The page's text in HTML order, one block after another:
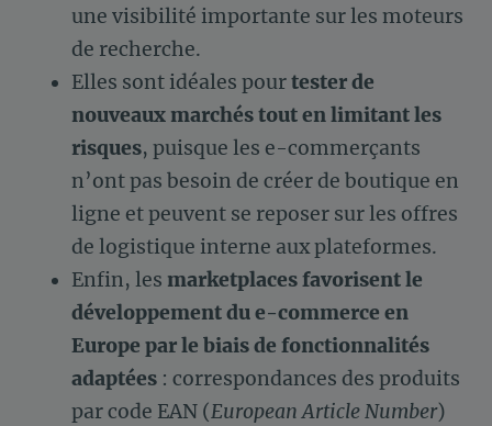
une visibilité importante sur les moteurs
de recherche.
Elles sont idéales pourtester de
nouveaux marchés tout en limitant les
risques, puisque les e-commerçants
n’ont pas besoin de créer de boutique en
ligne et peuvent se reposer sur les offres
de logistique interne aux plateformes.
Enfin, les marketplaces favorisent le
développement du e-commerce en
Europe par le biais de fonctionnalités
adaptées : correspondances des produits
par code EAN (European Article Number)